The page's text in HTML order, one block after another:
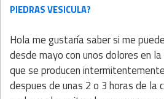
PIEDRAS VESICULA?
Hola me gustaría saber si me
desde mayo con unos dolores en
que se producen
despues de unas 2 o 3 horas de la